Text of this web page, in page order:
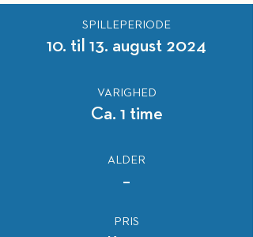
SPILLEPERIODE
10. til 13. august 2024
VARIGHED
Ca. 1 time
ALDER
–
PRIS